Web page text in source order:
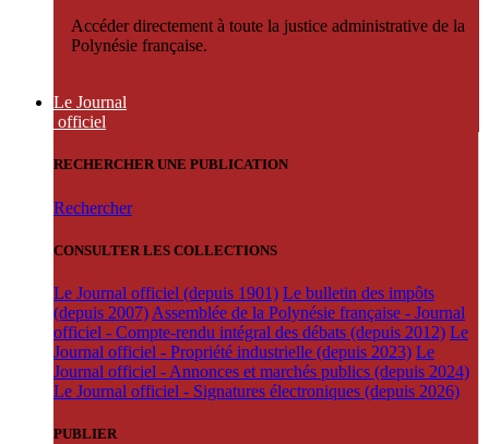
Accéder directement à toute la justice administrative de la
Polynésie française.
Le Journal
officiel
RECHERCHER UNE PUBLICATION
Rechercher
CONSULTER LES COLLECTIONS
Le Journal officiel (depuis 1901) Le bulletin des impôts
(depuis 2007) Assemblée de la Polynésie française - Journal
officiel - Compte-rendu intégral des débats (depuis 2012) Le
Journal officiel - Propriété industrielle (depuis 2023) Le
Journal officiel - Annonces et marchés publics (depuis 2024)
Le Journal officiel - Signatures électroniques (depuis 2026)
PUBLIER